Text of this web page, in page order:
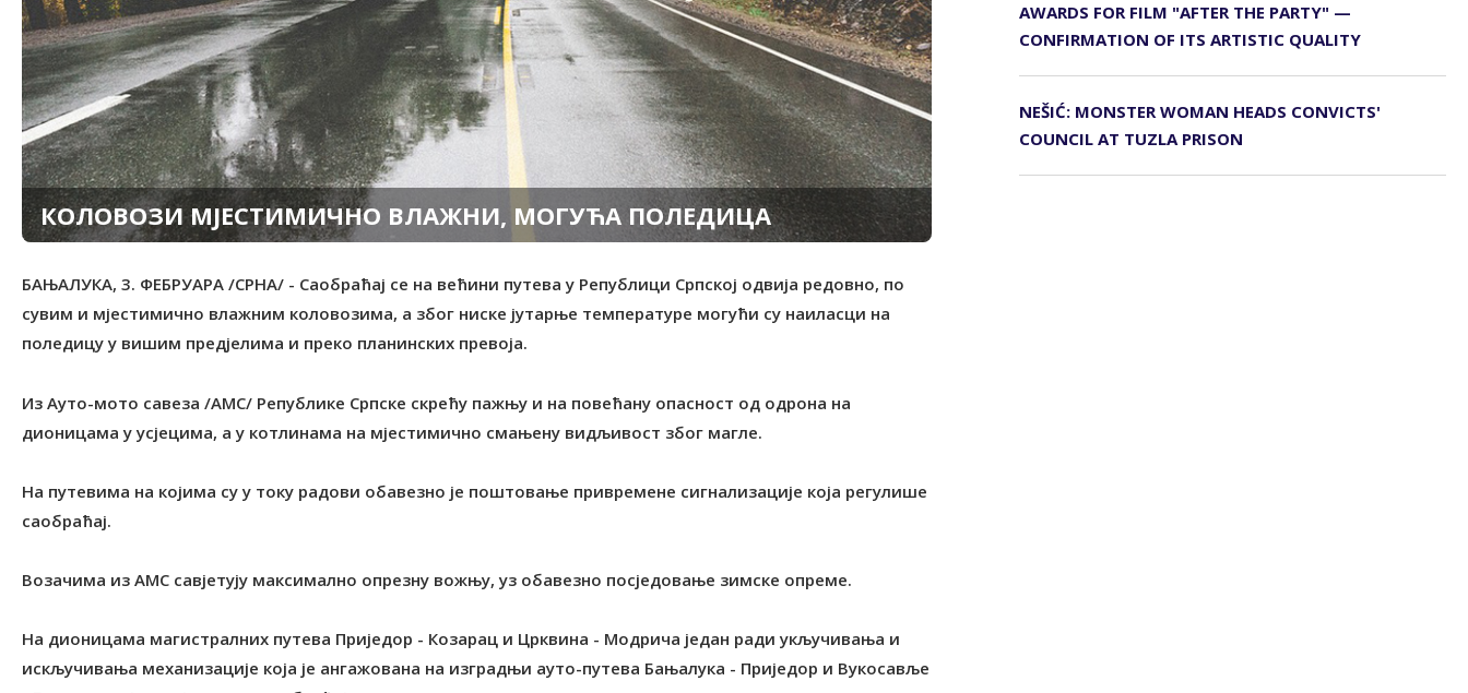
КОЛОВОЗИ МЈЕСТИМИЧНО ВЛАЖНИ, МОГУЋА ПОЛЕДИЦА
БАЊАЛУКА, 3. ФЕБРУАРА /СРНА/ - Саобраћај се на већини путева у Републици Српској одвија редовно, по
сувим и мјестимично влажним коловозима, а због ниске јутарње температуре могући су наиласци на
поледицу у вишим предјелима и преко планинских превоја.
Из Ауто-мото савеза /АМС/ Републике Српске скрећу пажњу и на повећану опасност од одрона на
дионицама у усјецима, а у котлинама на мјестимично смањену видљивост због магле.
На путевима на којима су у току радови обавезно је поштовање привремене сигнализације која регулише
саобраћај.
Возачима из АМС савјетују максимално опрезну вожњу, уз обавезно посједовање зимске опреме.
На дионицама магистралних путева Приједор - Козарац и Црквина - Модрича један ради укључивања и
искључивања механизације која је ангажована на изградњи ауто-путева Бањалука - Приједор и Вукосавље
AWARDS FOR FILM "AFTER THE PARTY" —
CONFIRMATION OF ITS ARTISTIC QUALITY
NEŠIĆ: MONSTER WOMAN HEADS CONVICTS'
COUNCIL AT TUZLA PRISON